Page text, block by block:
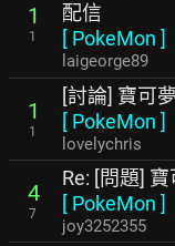
1
1
配信
[ PokeMon ]
laigeorge89
1
1
[討論] 寶可
[ PokeMon ]
lovelychris
4
7
Re: [問題]
[ PokeMon ]
joy3252355